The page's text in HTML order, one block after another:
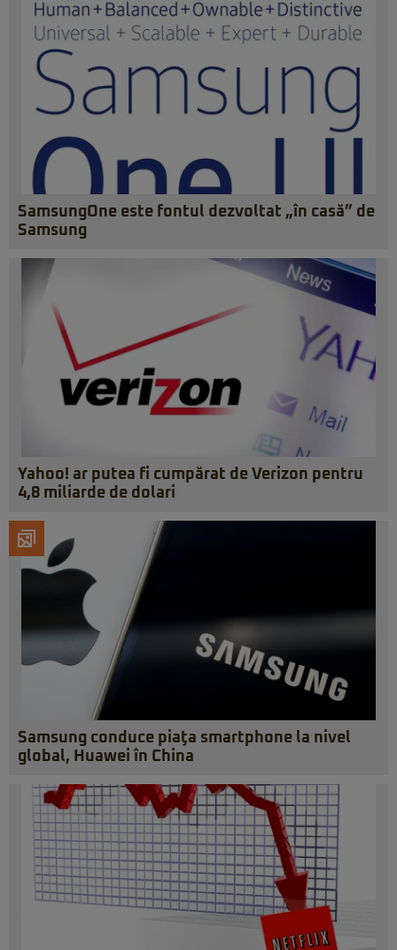
SamsungOne este fontul dezvoltat „în casă” de
Samsung
Yahoo! ar putea fi cumpărat de Verizon pentru
4,8 miliarde de dolari
Samsung conduce piaţa smartphone la nivel
global, Huawei în China